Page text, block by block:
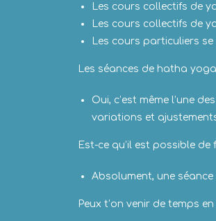
Les cours collectifs de
Les cours collectifs de
Les cours particuliers
Les séances de hatha
Oui, c’est même l’une
variations et
Est-ce qu’il est possible de
Absolument, une
Peux t’on venir de temps